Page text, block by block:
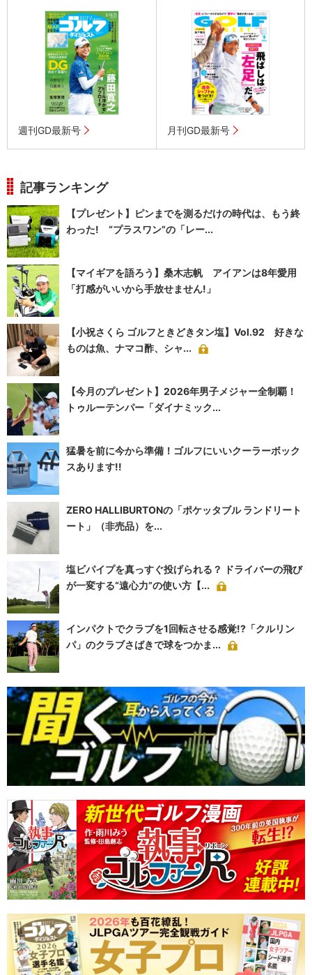
週刊GD最新号 月刊GD最新号
記事ランキング
【プレゼント】ピンまでを測るだけの時代は、もう終
わった! “プラスワン”の「レー...
【マイギアを語ろう】桑木志帆 アイアンは8年愛用
「打感がいいから手放せません!」
【小祝さくら ゴルフときどきタン塩】Vol.92 好きな
ものは魚、ナマコ酢、シャ...
【今月のプレゼント】2026年男子メジャー全制覇！
トゥルーテンパー「ダイナミック...
猛暑を前に今から準備！ゴルフにいいクーラーボック
スあります!!
ZERO HALLIBURTONの「ポケッタブル ランドリート
ート」（非売品）を...
塩ビパイプを真っすぐ投げられる？ ドライバーの飛び
が一変する“遠心力”の使い方【...
インパクトでクラブを1回転させる感覚!?「クルリン
パ」のクラブさばきで球をつかま...